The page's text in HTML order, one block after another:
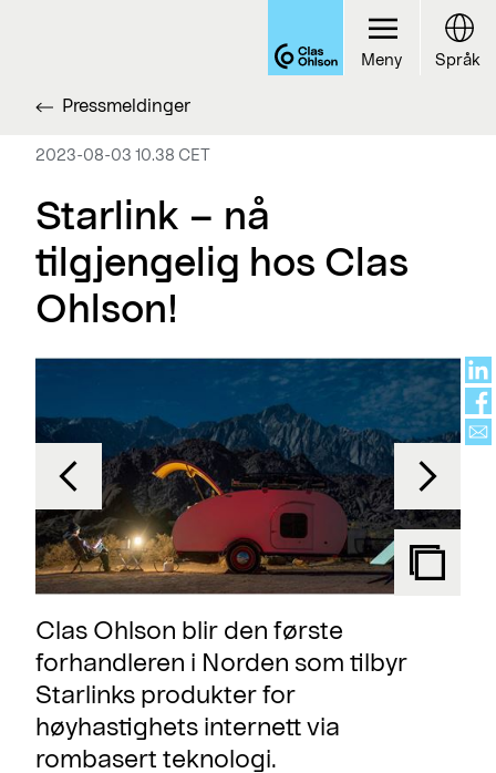
Pressmeldinger
2023-08-03 10.38 CET
Starlink – nå
tilgjengelig hos Clas
Ohlson!
Clas Ohlson blir den første
forhandleren i Norden som tilbyr
Starlinks produkter for
høyhastighets internett via
rombasert teknologi.
Meny Språk